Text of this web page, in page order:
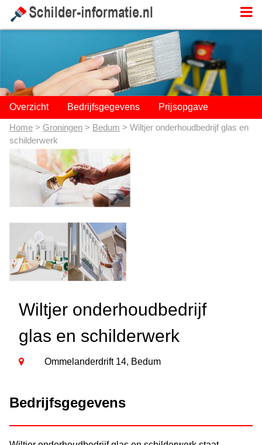
Overzicht Bedrijfsgegevens Prijsopgave
Home > Groningen > Bedum > Wiltjer onderhoudbedrijf glas en
schilderwerk
Wiltjer onderhoudbedrijf
glas en schilderwerk
Ommelanderdrift 14, Bedum
Bedrijfsgegevens